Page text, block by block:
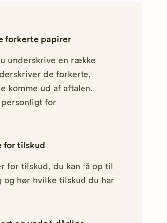
forkerte papirer
underskrive en række
de forkerte,
komme ud af aftalen.
for
for tilskud
for tilskud, du kan få op til
og hør hvilke tilskud du har